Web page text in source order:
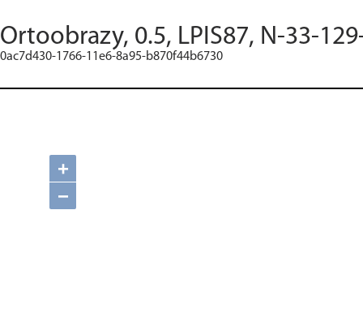
Ortoobrazy, 0.5, LPIS87, N-33-
0ac7d430-1766-11e6-8a95-b870f44b6730
+
−